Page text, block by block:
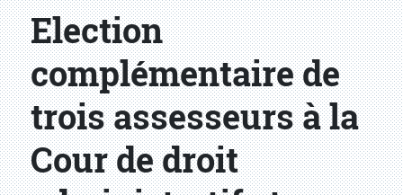
Election
complémentaire de
trois assesseurs à la
Cour de droit